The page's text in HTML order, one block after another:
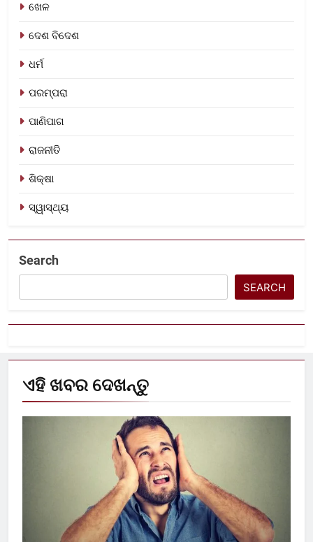
ଖେଳ
ଦେଶ ବିଦେଶ
ଧର୍ମ
ପରମ୍ପରା
ପାଣିପାଗ
ରାଜନୀତି
ଶିକ୍ଷା
ସ୍ୱାସ୍ଥ୍ୟ
Search
SEARCH
ଏହି ଖବର ଦେଖନ୍ତୁ